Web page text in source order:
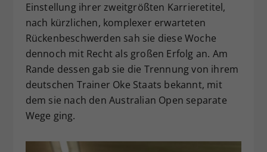
Einstellung ihrer zweitgrößten Karrieretitel,
nach kürzlichen, komplexer erwarteten
Rückenbeschwerden sah sie diese Woche
dennoch mit Recht als großen Erfolg an. Am
Rande dessen gab sie die Trennung von ihrem
deutschen Trainer Oke Staats bekannt, mit
dem sie nach den Australian Open separate
Wege ging.